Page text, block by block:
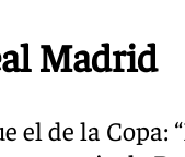
Madrid
el de la Copa: